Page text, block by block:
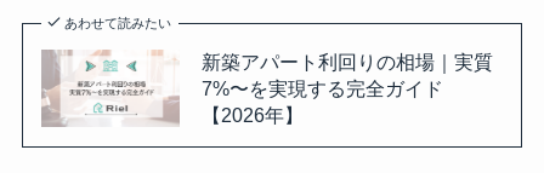
あわせて読みたい
新築アパート利回りの相場｜実質
7%〜を実現する完全ガイド
【2026年】